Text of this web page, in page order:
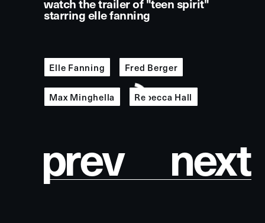
starring elle fanning
Elle Fanning Fred Berger
Max Minghella Rebecca Hall
prev next